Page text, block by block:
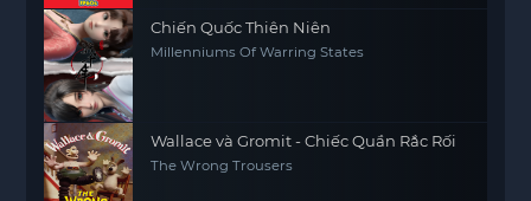
Chiến Quốc Thiên Niên
Millenniums Of Warring States
Wallace và Gromit - Chiếc Quần Rắc Rối
The Wrong Trousers